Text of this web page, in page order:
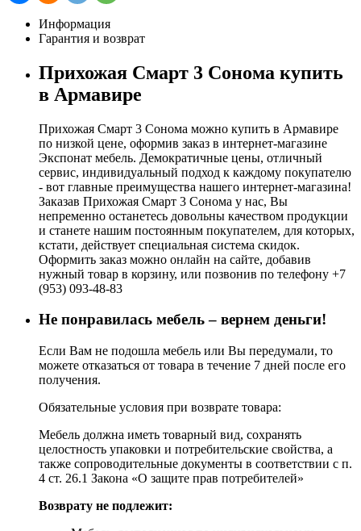
Информация
Гарантия и возврат
Прихожая Смарт 3 Сонома купить
в Армавире
Прихожая Смарт 3 Сонома можно купить в Армавире
по низкой цене, оформив заказ в интернет-магазине
Экспонат мебель. Демократичные цены, отличный
сервис, индивидуальный подход к каждому покупателю
- вот главные преимущества нашего интернет-магазина!
Заказав Прихожая Смарт 3 Сонома у нас, Вы
непременно останетесь довольны качеством продукции
и станете нашим постоянным покупателем, для которых,
кстати, действует специальная система скидок.
Оформить заказ можно онлайн на сайте, добавив
нужный товар в корзину, или позвонив по телефону +7
(953) 093-48-83
Не понравилась мебель – вернем деньги!
Если Вам не подошла мебель или Вы передумали, то
можете отказаться от товара в течение 7 дней после его
получения.
Обязательные условия при возврате товара:
Мебель должна иметь товарный вид, сохранять
целостность упаковки и потребительские свойства, а
также сопроводительные документы в соответствии с п.
4 ст. 26.1 Закона «О защите прав потребителей»
Возврату не подлежит: